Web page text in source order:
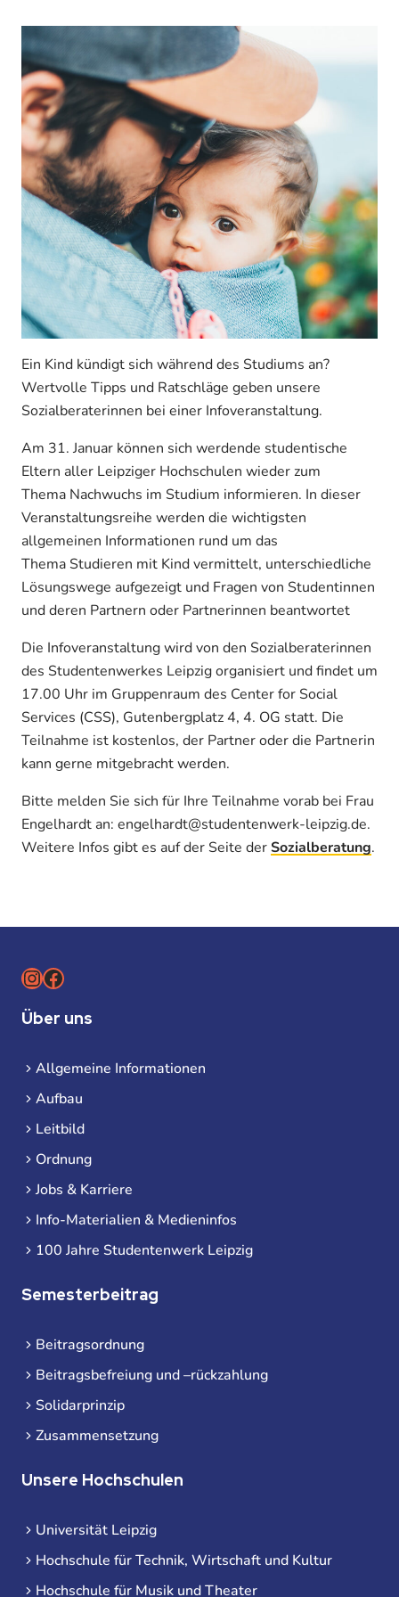
Ein Kind kündigt sich während des Studiums an?
Wertvolle Tipps und Ratschläge geben unsere
Sozialberaterinnen bei einer Infoveranstaltung.
Am 31. Januar können sich werdende studentische
Eltern aller Leipziger Hochschulen wieder zum
Thema Nachwuchs im Studium informieren. In dieser
Veranstaltungsreihe werden die wichtigsten
allgemeinen Informationen rund um das
Thema Studieren mit Kind vermittelt, unterschiedliche
Lösungswege aufgezeigt und Fragen von Studentinnen
und deren Partnern oder Partnerinnen beantwortet
Die Infoveranstaltung wird von den Sozialberaterinnen
des Studentenwerkes Leipzig organisiert und findet um
17.00 Uhr im Gruppenraum des Center for Social
Services (CSS), Gutenbergplatz 4, 4. OG statt. Die
Teilnahme ist kostenlos, der Partner oder die Partnerin
kann gerne mitgebracht werden.
Bitte melden Sie sich für Ihre Teilnahme vorab bei Frau
Engelhardt an: engelhardt@studentenwerk-leipzig.de.
Weitere Infos gibt es auf der Seite derSozialberatung.
Instagram
Facebook
Über uns
Allgemeine Informationen
Aufbau
Leitbild
Ordnung
Jobs & Karriere
Info-Materialien & Medieninfos
100 Jahre Studentenwerk Leipzig
Semesterbeitrag
Beitragsordnung
Beitragsbefreiung und –rückzahlung
Solidarprinzip
Zusammensetzung
Unsere Hochschulen
Universität Leipzig
Hochschule für Technik, Wirtschaft und Kultur
Hochschule für Musik und Theater